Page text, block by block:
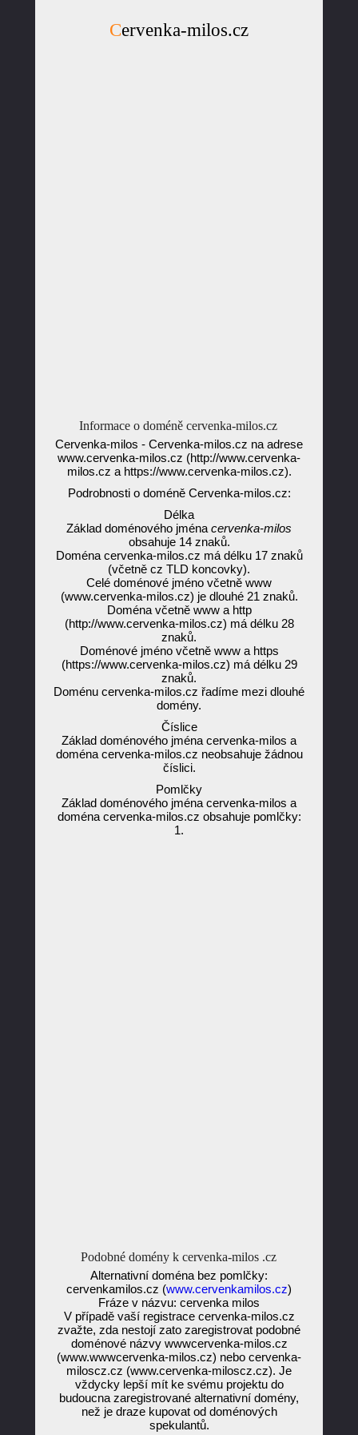
Cervenka-milos.cz
Informace o doméně cervenka-milos.cz
Cervenka-milos - Cervenka-milos.cz na adrese
www.cervenka-milos.cz (http://www.cervenka-
milos.cz a https://www.cervenka-milos.cz).
Podrobnosti o doméně Cervenka-milos.cz:
Délka
Základ doménového jména cervenka-milos
obsahuje 14 znaků.
Doména cervenka-milos.cz má délku 17 znaků
(včetně cz TLD koncovky).
Celé doménové jméno včetně www
(www.cervenka-milos.cz) je dlouhé 21 znaků.
Doména včetně www a http
(http://www.cervenka-milos.cz) má délku 28
znaků.
Doménové jméno včetně www a https
(https://www.cervenka-milos.cz) má délku 29
znaků.
Doménu cervenka-milos.cz řadíme mezi dlouhé
domény.
Číslice
Základ doménového jména cervenka-milos a
doména cervenka-milos.cz neobsahuje žádnou
číslici.
Pomlčky
Základ doménového jména cervenka-milos a
doména cervenka-milos.cz obsahuje pomlčky:
1.
Podobné domény k cervenka-milos .cz
Alternativní doména bez pomlčky:
cervenkamilos.cz (www.cervenkamilos.cz)
Fráze v názvu: cervenka milos
V případě vaší registrace cervenka-milos.cz
zvažte, zda nestojí zato zaregistrovat podobné
doménové názvy wwwcervenka-milos.cz
(www.wwwcervenka-milos.cz) nebo cervenka-
miloscz.cz (www.cervenka-miloscz.cz). Je
vždycky lepší mít ke svému projektu do
budoucna zaregistrované alternativní domény,
než je draze kupovat od doménových
spekulantů.